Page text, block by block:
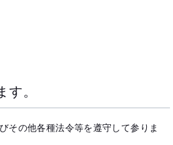
。
その他各種法令等を遵守して参りま